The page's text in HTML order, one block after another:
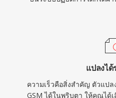
แปลงได้
ความเร็วคือสิ่งสำคัญ ตัวแปล
GSM ได้ในพริบตา ให้คุณได้